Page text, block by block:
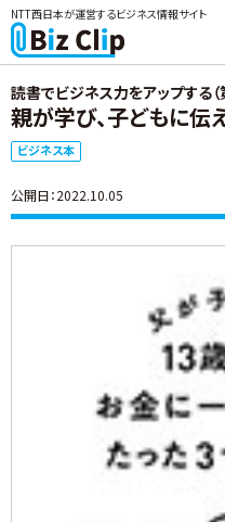
NTT西日本が運営するビジネス情報サイト
読書でビジネス力をアップする（
親が学び、子どもに伝
ビジネス本
公開日：2022.10.05